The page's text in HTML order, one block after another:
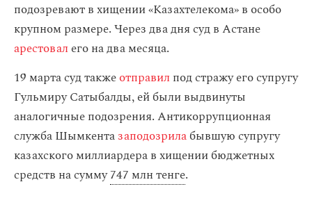
подозревают в хищении «Казахтелекома» в особо
крупном размере. Через два дня суд в Астане
арестовалего на два месяца.
19 марта суд такжеотправил под стражу его супругу
Гульмиру Сатыбалды, ей были выдвинуты
аналогичные подозрения. Антикоррупционная
служба Шымкентазаподозрилабывшую супругу
казахского миллиардера в хищении бюджетных
средств на сумму747 млн тенге.